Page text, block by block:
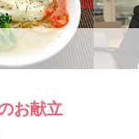
お献立